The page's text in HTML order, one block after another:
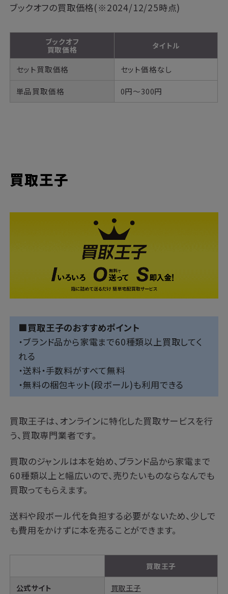
ブックオフの買取価格(※2024/12/25時点)
ブックオフ
買取価格
タイトル
セット買取価格 セット価格なし
単品買取価格 0円～300円
買取王子
■買取王子のおすすめポイント
・ブランド品から家電まで60種類以上買取してく
れる
・送料・手数料がすべて無料
・無料の梱包キット(段ボール)も利用できる
買取王子は、オンラインに特化した買取サービスを行
う、買取専門業者です。
買取のジャンルは本を始め、ブランド品から家電まで
60種類以上と幅広いので、売りたいものならなんでも
買取ってもらえます。
送料や段ボール代を負担する必要がないため、少しで
も費用をかけずに本を売ることができます。
買取王子
公式サイト 買取王子